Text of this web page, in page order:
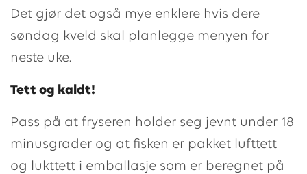
Det gjør det også mye enklere hvis dere
søndag kveld skal planlegge menyen for
neste uke.
Tett og kaldt!
Pass på at fryseren holder seg jevnt under 18
minusgrader og at fisken er pakket lufttett
og lukttett i emballasje som er beregnet på